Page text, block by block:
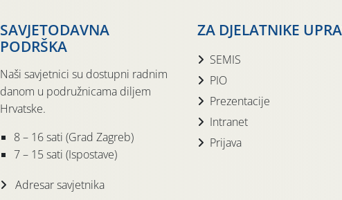
SAVJETODAVNA
PODRŠKA
Naši savjetnici su dostupni radnim
danom u podružnicama diljem
Hrvatske.
8 – 16 sati (Grad Zagreb)
7 – 15 sati (Ispostave)
Adresar savjetnika
ZA DJELATNIKE
SEMIS
PIO
Prezentacije
Intranet
Prijava